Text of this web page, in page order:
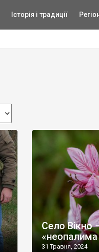
Історія і традиції
Село Вікно
«неопалима
31 Травня, 2024